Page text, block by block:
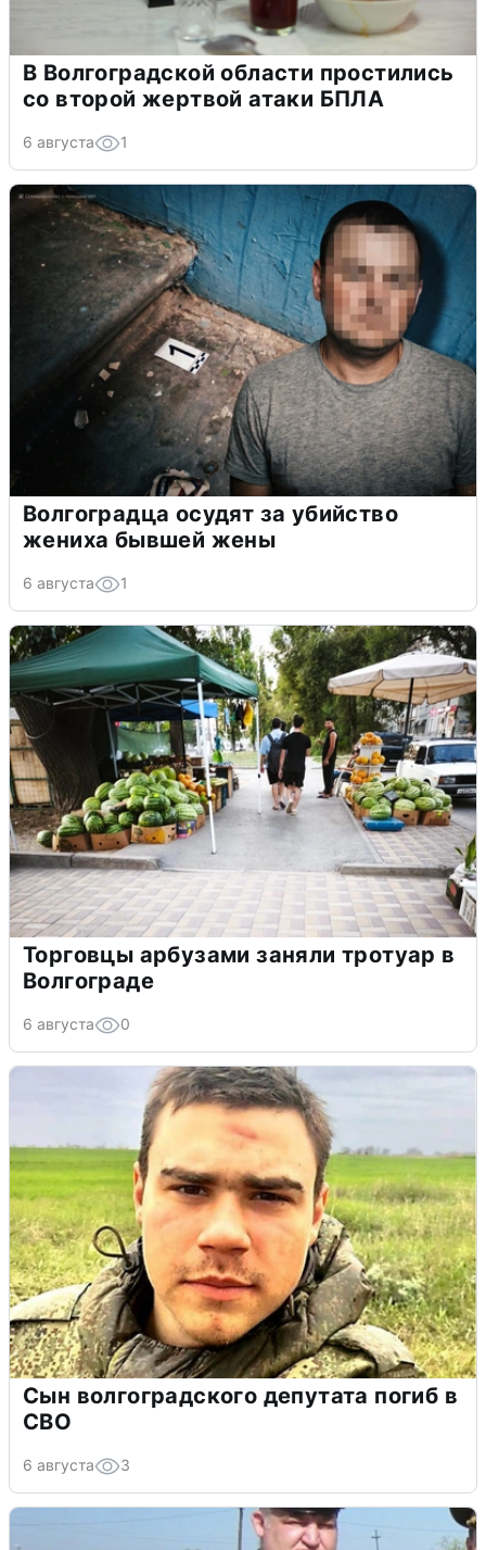
В Волгоградской области простились
со второй жертвой атаки БПЛА
6 августа 1
Волгоградца осудят за убийство
жениха бывшей жены
6 августа 1
Торговцы арбузами заняли тротуар в
Волгограде
6 августа 0
Сын волгоградского депутата погиб в
СВО
6 августа 3